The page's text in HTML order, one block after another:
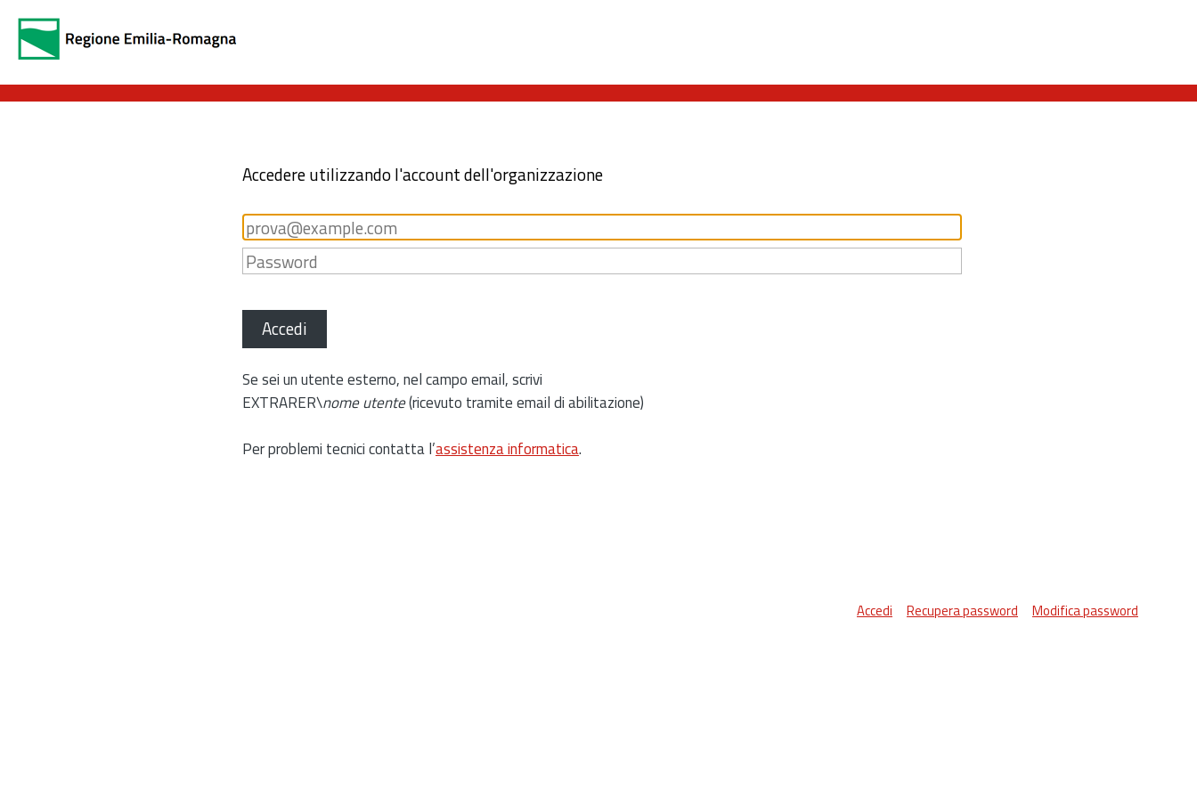
Accedere utilizzando l'account dell'organizzazione
Accedi
Se sei un utente esterno, nel campo email, scrivi
EXTRARER\nome utente(ricevuto tramite email di abilitazione)
Per problemi tecnici contatta l’assistenza informatica.
Accedi Recupera password Modifica password